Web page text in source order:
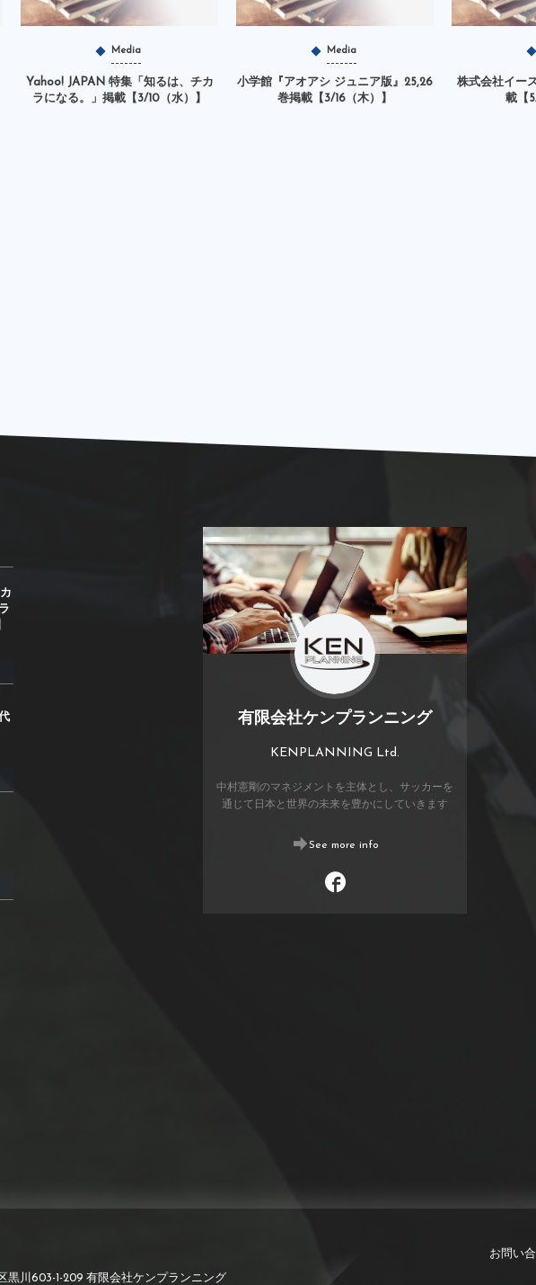
Media
Yahoo! JAPAN 特集「知るは、チカ
ラになる。」掲載【3/10（水）】
Media
小学館『アオアシ ジュニア版』25,26
巻掲載【3/16（木）】
株式会社イー
載【
有限会社ケンプランニング
KENPLANNING Ltd.
中村憲剛のマネジメントを主体とし、サッカーを
通じて日本と世界の未来を豊かにしていきます
See more info
黒川603-1-209 有限会社ケンプランニング
お問い